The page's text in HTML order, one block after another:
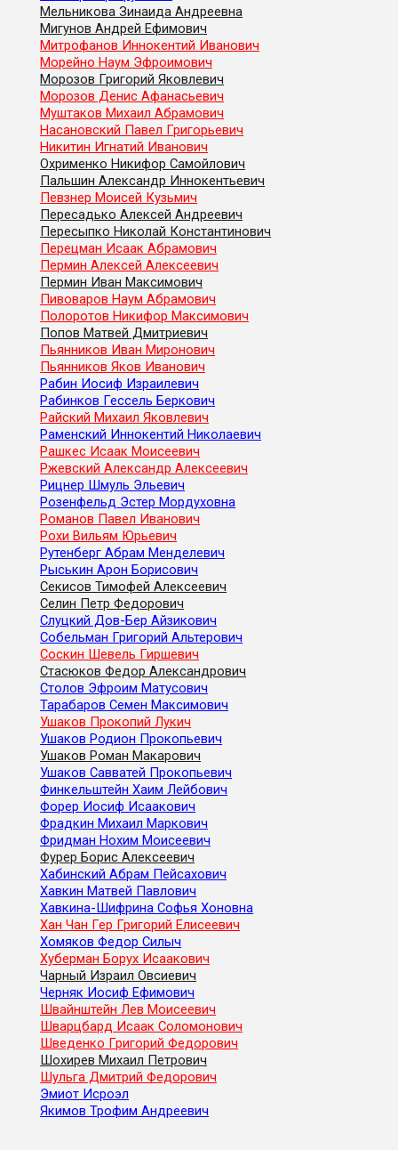
Мельникова Зинаида Андреевна
Мигунов Андрей Ефимович
Митрофанов Иннокентий Иванович
Морейно Наум Эфроимович
Морозов Григорий Яковлевич
Морозов Денис Афанасьевич
Муштаков Михаил Абрамович
Насановский Павел Григорьевич
Никитин Игнатий Иванович
Охрименко Никифор Самойлович
Пальшин Александр Иннокентьевич
Певзнер Моисей Кузьмич
Пересадько Алексей Андреевич
Пересыпко Николай Константинович
Перецман Исаак Абрамович
Пермин Алексей Алексеевич
Пермин Иван Максимович
Пивоваров Наум Абрамович
Полоротов Никифор Максимович
Попов Матвей Дмитриевич
Пьянников Иван Миронович
Пьянников Яков Иванович
Рабин Иосиф Израилевич
Рабинков Гессель Беркович
Райский Михаил Яковлевич
Раменский Иннокентий Николаевич
Рашкес Исаак Моисеевич
Ржевский Александр Алексеевич
Рицнер Шмуль Эльевич
Розенфельд Эстер Мордуховна
Романов Павел Иванович
Рохи Вильям Юрьевич
Рутенберг Абрам Менделевич
Рыськин Арон Борисович
Секисов Тимофей Алексеевич
Селин Петр Федорович
Слуцкий Дов-Бер Айзикович
Собельман Григорий Альтерович
Соскин Шевель Гиршевич
Стасюков Федор Александрович
Столов Эфроим Матусович
Тарабаров Семен Максимович
Ушаков Прокопий Лукич
Ушаков Родион Прокопьевич
Ушаков Роман Макарович
Ушаков Савватей Прокопьевич
Финкельштейн Хаим Лейбович
Форер Иосиф Исаакович
Фрадкин Михаил Маркович
Фридман Нохим Моисеевич
Фурер Борис Алексеевич
Хабинский Абрам Пейсахович
Хавкин Матвей Павлович
Хавкина-Шифрина Софья Хоновна
Хан Чан Гер Григорий Елисеевич
Хомяков Федор Силыч
Хуберман Борух Исаакович
Чарный Израил Овсиевич
Черняк Иосиф Ефимович
Швайнштейн Лев Моисеевич
Шварцбард Исаак Соломонович
Шведенко Григорий Федорович
Шохирев Михаил Петрович
Шульга Дмитрий Федорович
Эмиот Исроэл
Якимов Трофим Андреевич